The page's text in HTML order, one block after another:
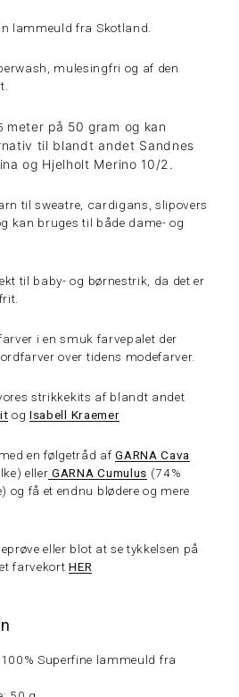
lammeuld fra Skotland.
mulesingfri og af den
meter på 50 gram og kan
til blandt andet Sandnes
og Hjelholt Merino 10/2.
til sweatre, cardigans, slipovers
kan bruges til både dame- og
til baby- og børnestrik, da det er
i en smuk farvepalet der
over tidens modefarver.
strikkekits af blandt andet
ogIsabell Kraemer
en følgetråd afGARNA Cava
eller GARNA Cumulus (74%
og få et endnu blødere og mere
eller blot at se tykkelsen på
farvekortHER
Superfine lammeuld fra